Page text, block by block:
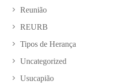
Reunião
REURB
Tipos de Herança
Uncategorized
Usucapião